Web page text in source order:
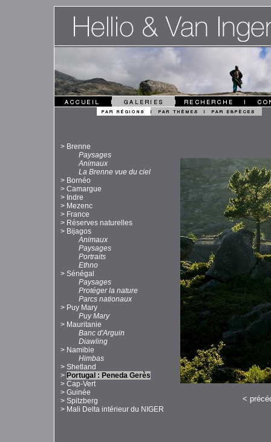
> Brenne
Paysages
Animaux
La Brenne vue du ciel
> Bornéo
> Camargue
> Indre
> Mezenc
> France
> Réserves naturelles
> Bijagos
Animaux
Paysages
Portraits
Ethno
> Sénégal
Paysages
Protéger la nature
Parcs nationaux
> Puy Mary
Puy Mary
> Mauritanie
Banc d'Arguin
Diawling
> Namibie
Himbas
> Shetland
> Portugal : Peneda Gerès
> Cap-Vert
> Guinée
> Spitzberg
> Mali Delta intérieur du NIGER
<